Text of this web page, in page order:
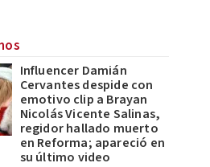
Influencer Damián
Cervantes despide con
emotivo clip a Brayan
Nicolás Vicente Salinas,
regidor hallado muerto
en Reforma; apareció en
su último video